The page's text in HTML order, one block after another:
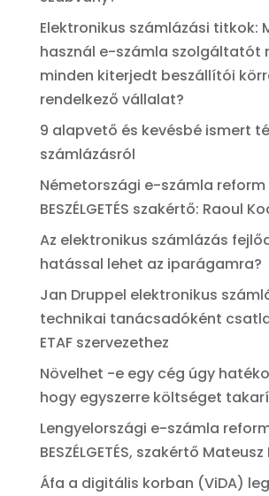
Elektronikus számlázási titkok:
használ e-számla szolgáltatót
minden kiterjedt beszállítói
rendelkező vállalat?
9 alapvető és kevésbé ismert
számlázásról
Németországi e-számla reform
BESZÉLGETÉS szakértő: Raoul
Az elektronikus számlázás
hatással lehet az iparágamra?
Jan Druppel elektronikus
technikai tanácsadóként
ETAF szervezethez
Növelhet -e egy cég úgy
hogy egyszerre költséget
Lengyelországi e-számla reform
BESZÉLGETÉS, szakértő
Áfa a digitális korban (ViDA)